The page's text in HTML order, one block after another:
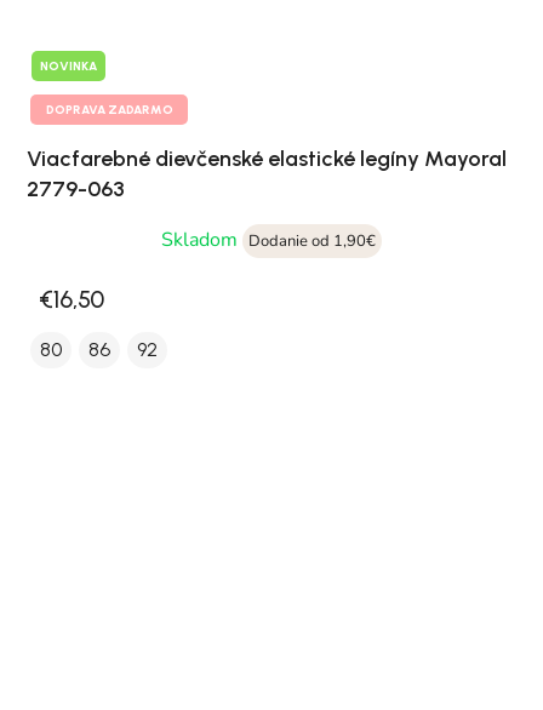
NOVINKA
DOPRAVA ZADARMO
Viacfarebné dievčenské elastické legíny Mayoral
2779-063
Skladom
Dodanie od 1,90€
€16,50
80 86 92